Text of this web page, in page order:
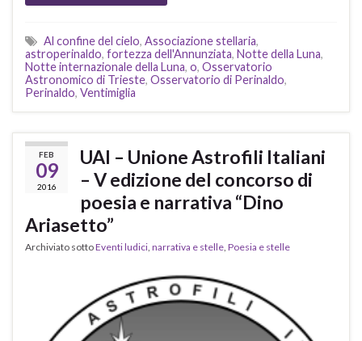
Al confine del cielo, Associazione stellaria,
astroperinaldo, fortezza dell'Annunziata, Notte della Luna,
Notte internazionale della Luna, o, Osservatorio
Astronomico di Trieste, Osservatorio di Perinaldo,
Perinaldo, Ventimiglia
FEB
09
2016
UAI – Unione Astrofili Italiani
– V edizione del concorso di
poesia e narrativa “Dino
Ariasetto”
Archiviato sottoEventi ludici, narrativa e stelle, Poesia e stelle